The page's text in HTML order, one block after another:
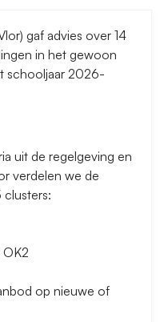
gaf advies over 14
in het gewoon
schooljaar 2026-
uit de regelgeving en
verdelen we de
clusters:
op nieuwe of